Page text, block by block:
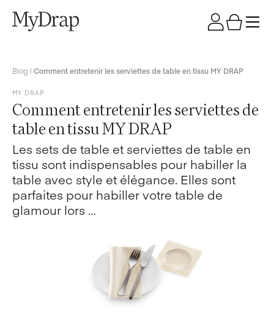
Blog | Comment entretenir les serviettes de table en tissu MY DRAP
MY DRAP
Comment entretenir les serviettes de
table en tissu MY DRAP
Les sets de table et serviettes de table en
tissu sont indispensables pour habiller la
table avec style et élégance. Elles sont
parfaites pour habiller votre table de
glamour lors …